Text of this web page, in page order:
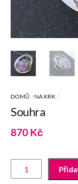
DOMŮ NA KRK
Souhra
870 Kč
Souhra
množství